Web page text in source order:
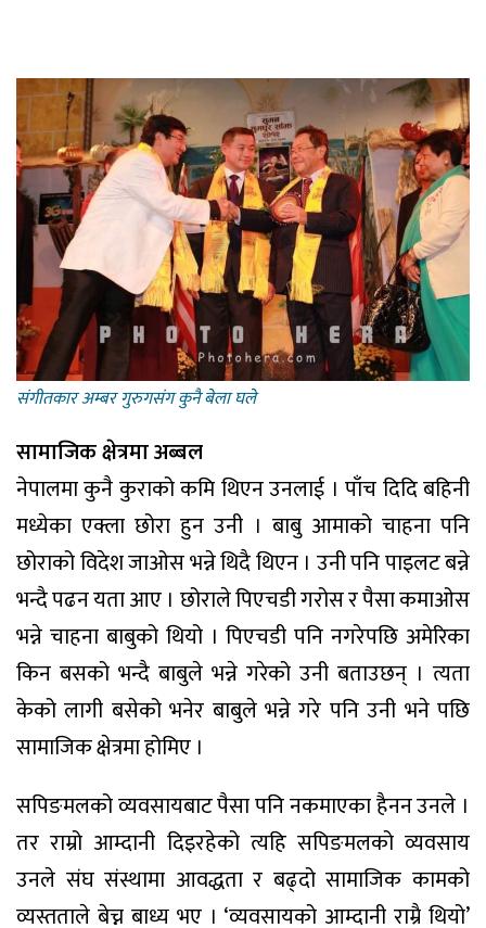
संगीतकार अम्बर गुरुगसंग कुनै बेला घले
सामाजिक क्षेत्रमा अब्बल
नेपालमा कुनै कुराको कमि थिएन उनलाई । पाँच दिदि बहिनी
मध्येका एक्ला छोरा हुन उनी । बाबु आमाको चाहना पनि
छोराको विदेश जाओस भन्ने थिदै थिएन । उनी पनि पाइलट बन्ने
भन्दै पढन यता आए । छोराले पिएचडी गरोस र पैसा कमाओस
भन्ने चाहना बाबुको थियो । पिएचडी पनि नगरेपछि अमेरिका
किन बसको भन्दै बाबुले भन्ने गरेको उनी बताउछन् । त्यता
केको लागी बसेको भनेर बाबुले भन्ने गरे पनि उनी भने पछि
सामाजिक क्षेत्रमा होमिए ।
सपिङमलको व्यवसायबाट पैसा पनि नकमाएका हैनन उनले ।
तर राम्रो आम्दानी दिइरहेको त्यहि सपिङमलको व्यवसाय
उनले संघ संस्थामा आवद्धता र बढ्दो सामाजिक कामको
व्यस्तताले बेच्न बाध्य भए । ‘व्यवसायको आम्दानी राम्रै थियो’